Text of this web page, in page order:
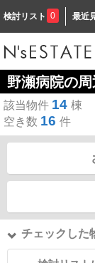
検討リスト 0 最近
野瀬病院の
該当物件 14 棟
空き数 16 件
チェックした